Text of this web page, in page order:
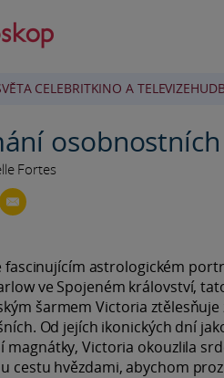
CELEBRITKINO A TELEVIZE
Fortes
fascinujícím astrologickém
ve Spojeném království,
šarmem Victoria
Od jejích ikonických dní
magnátky, Victoria okouzlila
cestu hvězdami, abychom